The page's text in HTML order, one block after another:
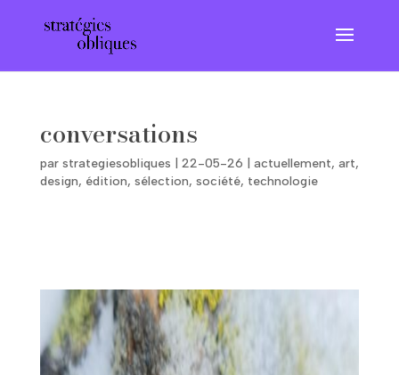
conversations
par strategiesobliques 22-05-26 actuellement, art,
design, édition, sélection, société, technologie